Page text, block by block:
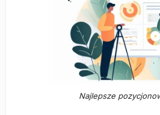
Najlepsze